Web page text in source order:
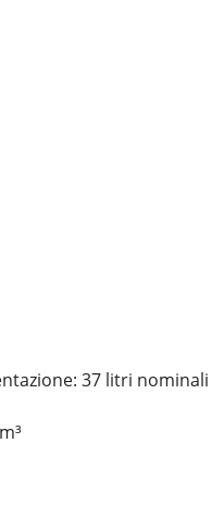
37 litri nominali